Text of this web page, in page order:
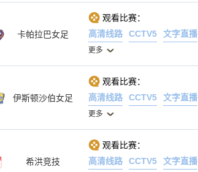
卡帕拉巴女足
观看比赛：
高清线路
CCTV5 文字直播
更多
伊斯顿沙伯女足
观看比赛：
高清线路
CCTV5 文字直播
更多
希洪竞技
观看比赛：
高清线路
CCTV5 文字直播